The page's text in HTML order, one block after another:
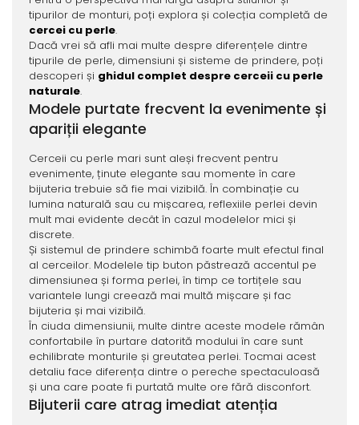
tipurilor de monturi, poți explora și colecția completă de
cercei cu perle.
Dacă vrei să afli mai multe despre diferențele dintre
tipurile de perle, dimensiuni și sisteme de prindere, poți
descoperi și ghidul complet despre cerceii cu perle
naturale.
Modele purtate frecvent la evenimente și
apariții elegante
Cerceii cu perle mari sunt aleși frecvent pentru
evenimente, ținute elegante sau momente în care
bijuteria trebuie să fie mai vizibilă. În combinație cu
lumina naturală sau cu mișcarea, reflexiile perlei devin
mult mai evidente decât în cazul modelelor mici și
discrete.
Și sistemul de prindere schimbă foarte mult efectul final
al cerceilor. Modelele tip buton păstrează accentul pe
dimensiunea și forma perlei, în timp ce tortițele sau
variantele lungi creează mai multă mișcare și fac
bijuteria și mai vizibilă.
În ciuda dimensiunii, multe dintre aceste modele rămân
confortabile în purtare datorită modului în care sunt
echilibrate monturile și greutatea perlei. Tocmai acest
detaliu face diferența dintre o pereche spectaculoasă
și una care poate fi purtată multe ore fără disconfort.
Bijuterii care atrag imediat atenția